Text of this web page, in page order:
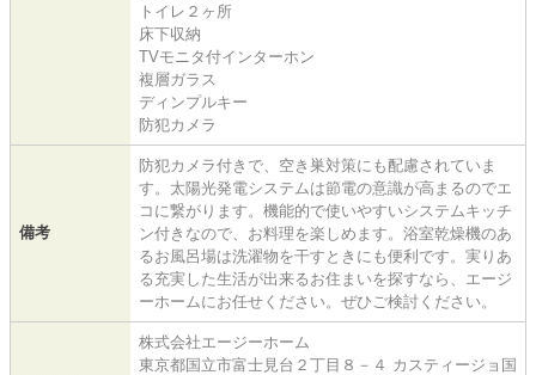
トイレ２ヶ所
床下収納
TVモニタ付インターホン
複層ガラス
ディンプルキー
防犯カメラ
備考
防犯カメラ付きで、空き巣対策にも配慮されていま
す。太陽光発電システムは節電の意識が高まるのでエ
コに繋がります。機能的で使いやすいシステムキッチ
ン付きなので、お料理を楽しめます。浴室乾燥機のあ
るお風呂場は洗濯物を干すときにも便利です。実りあ
る充実した生活が出来るお住まいを探すなら、エージ
ーホームにお任せください。ぜひご検討ください。
株式会社エージーホーム
東京都国立市富士見台２丁目８－４ カスティージョ国